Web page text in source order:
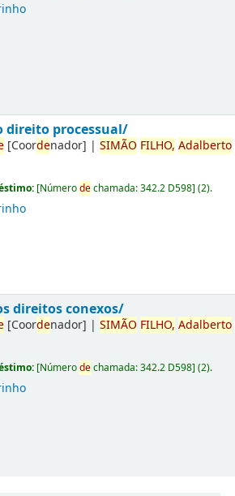
direito processual/
[Coordenador] |SIMÃO FILHO, Adalberto
[Númerodechamada:342.2 D598](2).
direitos conexos/
[Coordenador] |SIMÃO FILHO, Adalberto
[Númerodechamada:342.2 D598](2).